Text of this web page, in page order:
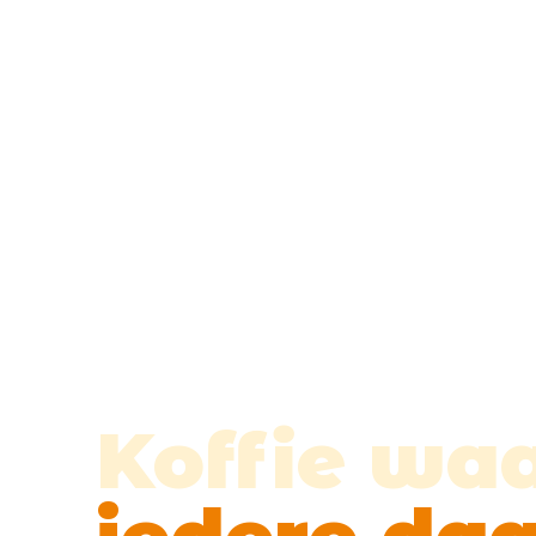
Koffie